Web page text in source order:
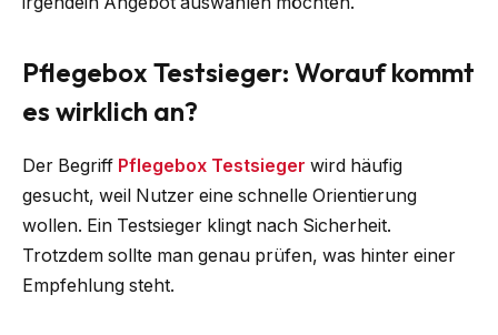
Pflegebox Testsieger: Worauf kommt
es wirklich an?
Der Begriff Pflegebox Testsieger wird häufig
gesucht, weil Nutzer eine schnelle Orientierung
wollen. Ein Testsieger klingt nach Sicherheit.
Trotzdem sollte man genau prüfen, was hinter einer
Empfehlung steht.